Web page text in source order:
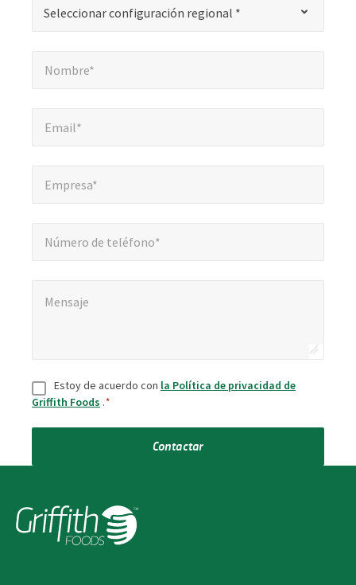
indica
Seleccionar configuración regional *
Nombre*
Email*
Empresa*
Número de teléfono*
Mensaje
Consentir
Estoy de acuerdo con la Política de privacidad de
Griffith Foods .*
Contactar